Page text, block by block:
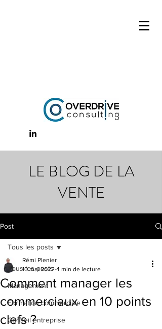
LE BLOG DE LA
VENTE
Post
Tous les posts
Management
Formation commerciale
Conseil entreprise
Tous les posts
Comment manager les
commerciaux en 10 points
clefs ?
Rémi Plenier
10 mai 2022 4 min de lecture